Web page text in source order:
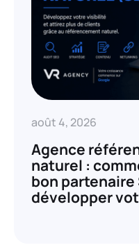
août 4, 2026
Agence
naturel :
bon partenaire
développer